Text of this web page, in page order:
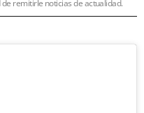
remitirle noticias de actualidad.